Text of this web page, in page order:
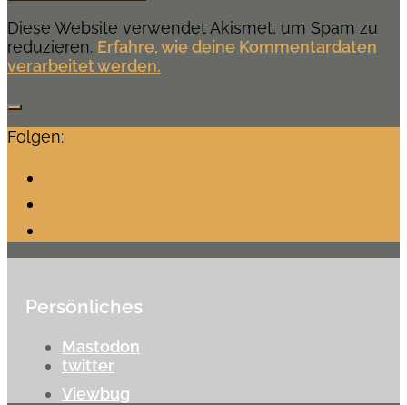
Diese Website verwendet Akismet, um Spam zu
reduzieren. Erfahre, wie deine Kommentardaten
verarbeitet werden.
Folgen:
Persönliches
Mastodon
twitter
Viewbug